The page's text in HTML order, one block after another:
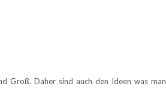
Groß. Daher sind auch den Ideen was man